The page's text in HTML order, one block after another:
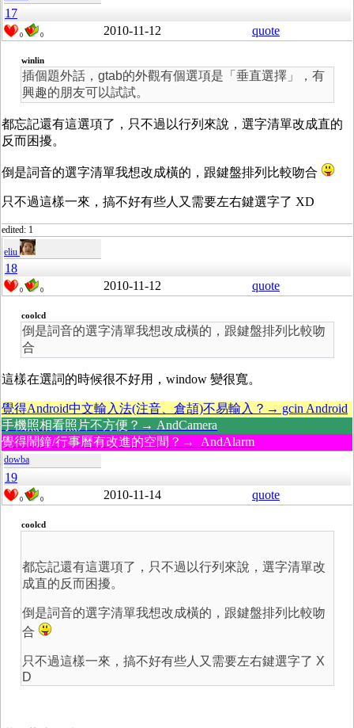
17
0 0 2010-11-12 quote
winlin
插個題外話，gtab的外觀有個選項是「垂直選擇」，有
興趣的朋友可以試試。
都忘記還有這選項了，只不過以行列來說，選字清單改成直的
反而困擾。
倒是詞音的選字清單我想改成橫的，跟鍵盤排列比較吻合
只不過這樣一來，搞不好有些人又需要左右鍵選字了 XD
edited: 1
eliu
18
0 0 2010-11-12 quote
coolcd
倒是詞音的選字清單我想改成橫的，跟鍵盤排列比較吻
合
這樣在選詞的時候很不好用，window 變很寬。
覺得Android中文輸入法(注音、倉頡)不易輸入？→ gcin Android
手機照相看照片不方便？→ AndCamera
覺得鬧鐘/行事曆有改進的空間？→ AndAlarm
dowba
19
0 0 2010-11-14 quote
coolcd
都忘記還有這選項了，只不過以行列來說，選字清單改
成直的反而困擾。
倒是詞音的選字清單我想改成橫的，跟鍵盤排列比較吻
合
只不過這樣一來，搞不好有些人又需要左右鍵選字了 X
D